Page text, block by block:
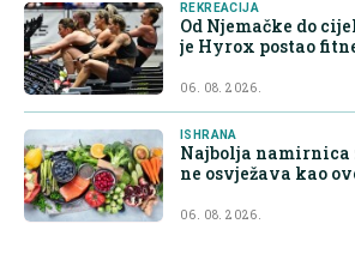
REKREACIJA
Od Njemačke do
je Hyrox postao
06. 08. 2026.
ISHRANA
Najbolja namirnica
ne osvježava kao
06. 08. 2026.